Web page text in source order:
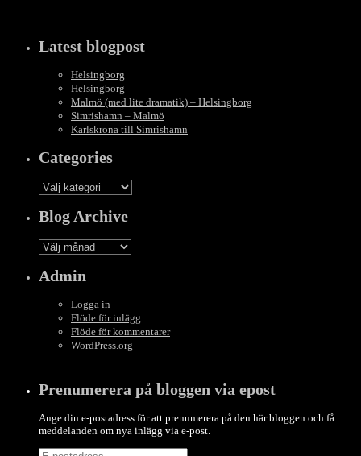
Latest blogpost
Helsingborg
Helsingborg
Malmö (med lite dramatik) – Helsingborg
Simrishamn – Malmö
Karlskrona till Simrishamn
Categories
Categories
Blog Archive
Blog
Archive
Admin
Logga in
Flöde för inlägg
Flöde för kommentarer
WordPress.org
Prenumerera på bloggen via epost
Ange din e-postadress för att prenumerera på den här bloggen och få
meddelanden om nya inlägg via e-post.
E-